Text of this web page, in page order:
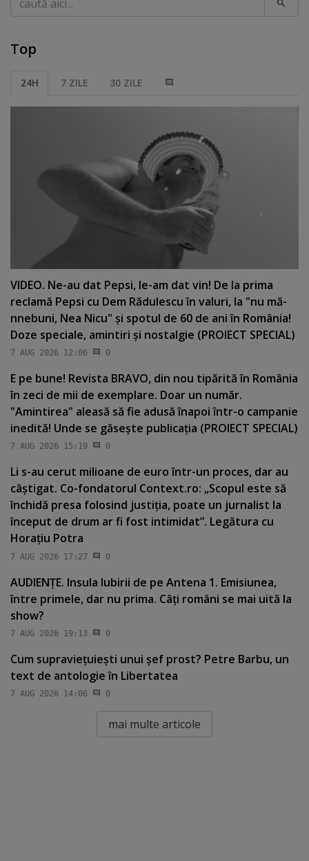
Top
24H 7 ZILE 30 ZILE
VIDEO. Ne-au dat Pepsi, le-am dat vin! De la prima
reclamă Pepsi cu Dem Rădulescu în valuri, la "nu mă-
nnebuni, Nea Nicu" şi spotul de 60 de ani în România!
Doze speciale, amintiri şi nostalgie (PROIECT SPECIAL)
7 AUG 2026 12:06 0
E pe bune! Revista BRAVO, din nou tipărită în România
în zeci de mii de exemplare. Doar un număr.
"Amintirea" aleasă să fie adusă înapoi într-o campanie
inedită! Unde se găseşte publicaţia (PROIECT SPECIAL)
7 AUG 2026 15:19 0
Li s-au cerut milioane de euro într-un proces, dar au
câştigat. Co-fondatorul Context.ro: „Scopul este să
închidă presa folosind justiţia, poate un jurnalist la
început de drum ar fi fost intimidat”. Legătura cu
Horaţiu Potra
7 AUG 2026 17:27 0
AUDIENŢE. Insula Iubirii de pe Antena 1. Emisiunea,
între primele, dar nu prima. Câţi români se mai uită la
show?
7 AUG 2026 19:13 0
Cum supravieţuieşti unui şef prost? Petre Barbu, un
text de antologie în Libertatea
7 AUG 2026 14:06 0
mai multe articole